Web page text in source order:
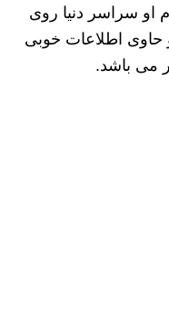
او سراسر دنیا روی
اطلاعات خوبی
می باشد.